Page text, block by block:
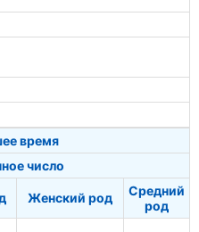
время
число
Женский род
Средний
род